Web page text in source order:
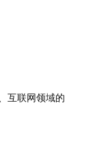
互联网领域的